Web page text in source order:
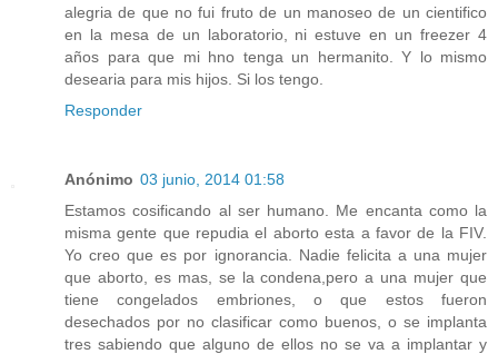
alegria de que no fui fruto de un manoseo de un cientifico
en la mesa de un laboratorio, ni estuve en un freezer 4
años para que mi hno tenga un hermanito. Y lo mismo
desearia para mis hijos. Si los tengo.
Responder
Anónimo 03 junio, 2014 01:58
Estamos cosificando al ser humano. Me encanta como la
misma gente que repudia el aborto esta a favor de la FIV.
Yo creo que es por ignorancia. Nadie felicita a una mujer
que aborto, es mas, se la condena,pero a una mujer que
tiene congelados embriones, o que estos fueron
desechados por no clasificar como buenos, o se implanta
tres sabiendo que alguno de ellos no se va a implantar y